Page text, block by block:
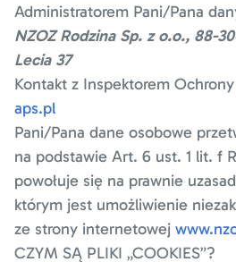
Administratorem Pani/Pana
NZOZ Rodzina Sp. z o.o., 88-
Lecia 37
Kontakt z Inspektorem
aps.pl
Pani/Pana dane osobowe
na podstawie Art. 6 ust. 1 lit. f
powołuje się na prawnie
którym jest umożliwienie
ze strony internetowej
CZYM SĄ PLIKI „COOKIES”?